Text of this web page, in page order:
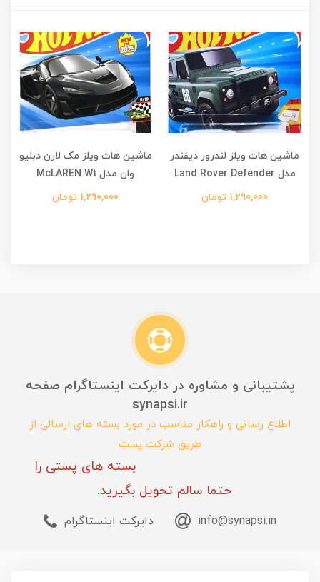
ماشین هات ویلز لندرور دیفندر
مدل Land Rover Defender
1,290,000 تومان
ماشین هات ویلز مک لارن دبلیو
وان مدل McLAREN W1
1,290,000 تومان
پشتیبانی و مشاوره در دایرکت اینستاگرام صفحه
synapsi.ir
اطلاع رسانی و راهکار مناسب در مورد بسته های ارسالی از
طریق شرکت پست
بسته های پستی را
حتما سالم تحویل بگیرید.
info@synapsi.in دایرکت اینستاگرام